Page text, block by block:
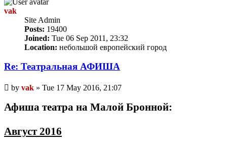
vak
Site Admin
Posts: 19400
Joined: Tue 06 Sep 2011, 23:32
Location: небольшой европейский город
Re: Театральная АФИША
Unread
post
by vak » Tue 17 May 2016, 21:07
Афиша театра на Малой Бронной:
Август 2016